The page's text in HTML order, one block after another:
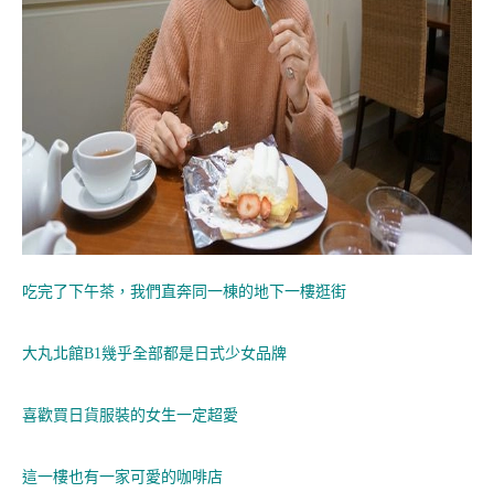
吃完了下午茶，我們直奔同一棟的地下一樓逛街
大丸北館B1幾乎全部都是日式少女品牌
喜歡買日貨服裝的女生一定超愛
這一樓也有一家可愛的咖啡店